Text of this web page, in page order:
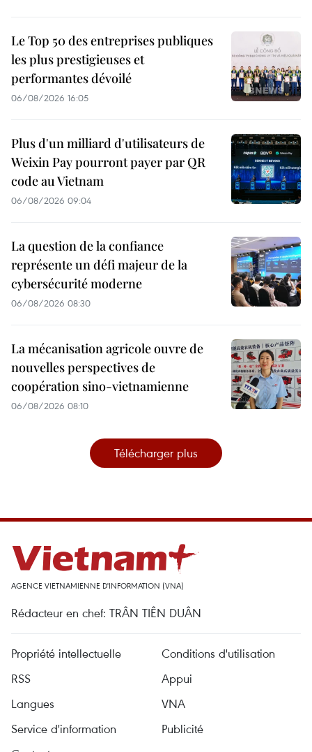
Le Top 50 des entreprises publiques
les plus prestigieuses et
performantes dévoilé
06/08/2026 16:05
Plus d'un milliard d'utilisateurs de
Weixin Pay pourront payer par QR
code au Vietnam
06/08/2026 09:04
La question de la confiance
représente un défi majeur de la
cybersécurité moderne
06/08/2026 08:30
La mécanisation agricole ouvre de
nouvelles perspectives de
coopération sino-vietnamienne
06/08/2026 08:10
Télécharger plus
AGENCE VIETNAMIENNE D'INFORMATION (VNA)
Rédacteur en chef: TRÂN TIÊN DUÂN
Propriété intellectuelle
Conditions d'utilisation
RSS
Appui
Langues
VNA
Service d'information
Publicité